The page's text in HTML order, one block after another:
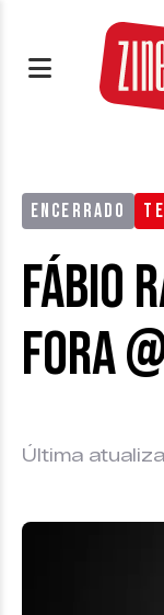
ENCERRADO
Fábio
Fora
Última